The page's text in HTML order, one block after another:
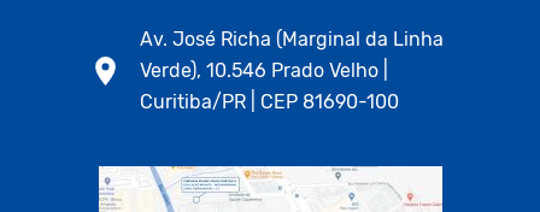
Av. José Richa (Marginal da Linha
Verde), 10.546 Prado Velho |
Curitiba/PR | CEP 81690-100